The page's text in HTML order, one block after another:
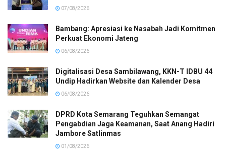
07/08/2026
Bambang: Apresiasi ke Nasabah Jadi Komitmen
Perkuat Ekonomi Jateng
06/08/2026
Digitalisasi Desa Sambilawang, KKN-T IDBU 44
Undip Hadirkan Website dan Kalender Desa
06/08/2026
DPRD Kota Semarang Teguhkan Semangat
Pengabdian Jaga Keamanan, Saat Anang Hadiri
Jambore Satlinmas
01/08/2026